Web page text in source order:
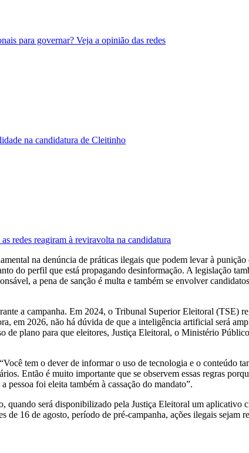
para governar? Veja a opinião das redes
na candidatura de Cleitinho
redes reagiram à reviravolta na candidatura
na denúncia de práticas ilegais que podem levar à
do perfil que está propagando desinformação. A legislação
a pena de sanção é multa e também se envolver
a campanha. Em 2024, o Tribunal Superior Eleitoral (TSE)
em 2026, não há dúvida de que a inteligência artificial será
plano para que eleitores, Justiça Eleitoral, o Ministério
tem o dever de informar o uso de tecnologia e o conteúdo
Então é muito importante que se observem essas regras
pessoa foi eleita também à cassação do mandato”.
quando será disponibilizado pela Justiça Eleitoral um aplicativo
de 16 de agosto, período de pré-campanha, ações ilegais